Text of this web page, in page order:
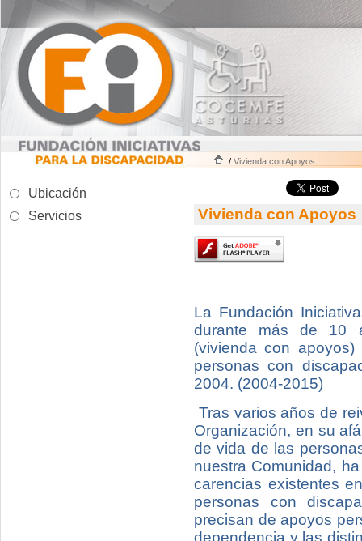
/ Vivienda con Apoyos
Ubicación
Servicios
Vivienda con Apoyos
La Fundación
durante más de
(vivienda con apoyos)
personas con
2004. (2004-2015)
Tras varios años de
Organización, en su
de vida de las
nuestra Comunidad,
carencias existentes
personas con
precisan de apoyos
dependencia y las